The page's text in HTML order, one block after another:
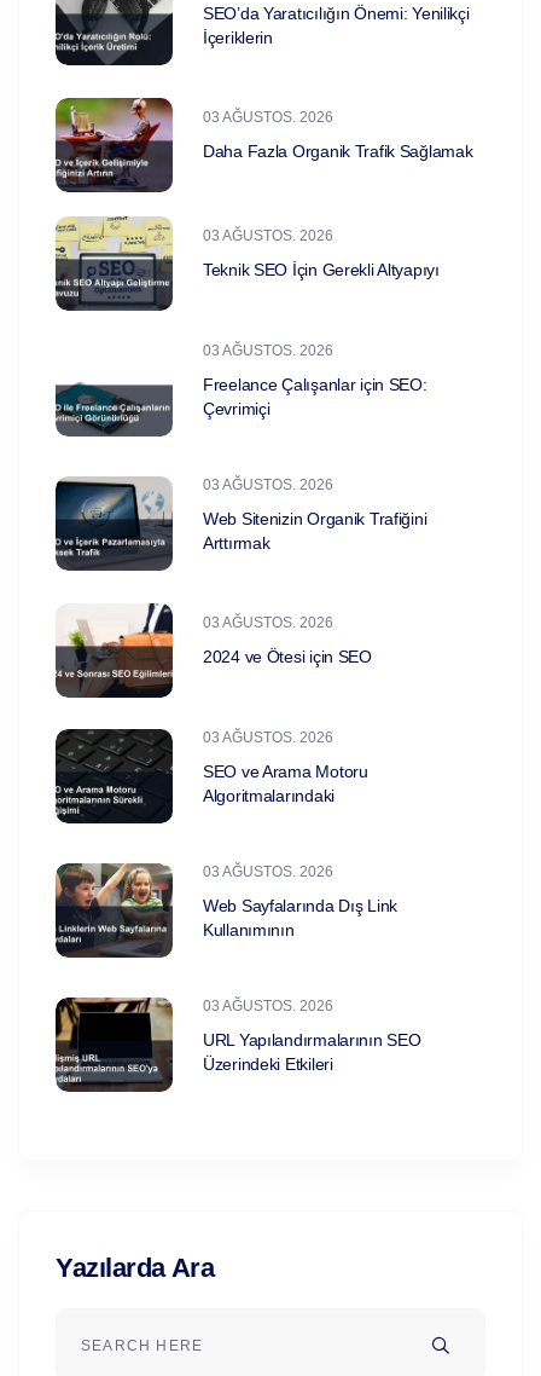
SEO’da Yaratıcılığın Önemi: Yenilikçi
İçeriklerin
03 AĞUSTOS. 2026
Daha Fazla Organik Trafik Sağlamak
03 AĞUSTOS. 2026
Teknik SEO İçin Gerekli Altyapıyı
03 AĞUSTOS. 2026
Freelance Çalışanlar için SEO:
Çevrimiçi
03 AĞUSTOS. 2026
Web Sitenizin Organik Trafiğini
Arttırmak
03 AĞUSTOS. 2026
2024 ve Ötesi için SEO
03 AĞUSTOS. 2026
SEO ve Arama Motoru
Algoritmalarındaki
03 AĞUSTOS. 2026
Web Sayfalarında Dış Link
Kullanımının
03 AĞUSTOS. 2026
URL Yapılandırmalarının SEO
Üzerindeki Etkileri
Yazılarda Ara